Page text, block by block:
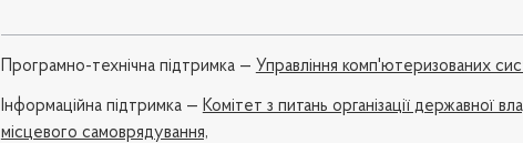
Програмно-технічна підтримка — Управління комп'ютеризованих
Iнформаційна підтримка — Комітет з питань організації державної
місцевого самоврядування,